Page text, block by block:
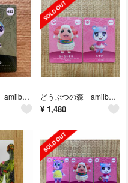
どうぶつの森 amiiboカード ミッチェル どうぶつの森 amiiboカード ちゃちゃまる みすず
¥ 1,480